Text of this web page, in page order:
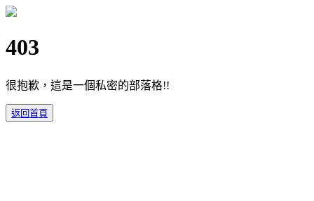
403
很抱歉，這是一個私密的部落格!!
返回首頁